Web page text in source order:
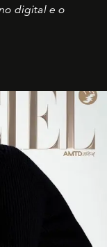
digital e o